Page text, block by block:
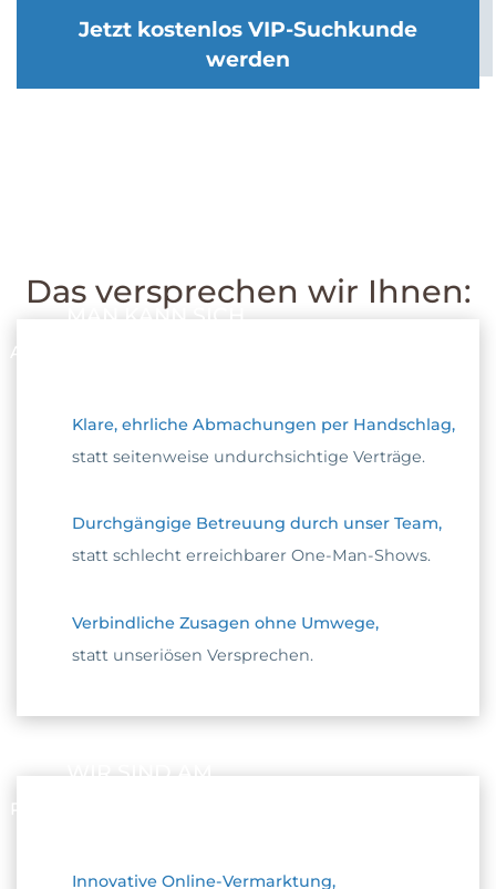
Jetzt kostenlos VIP-Suchkunde
werden
Das versprechen wir Ihnen:
MAN KANN SICH
AUF UNS VERLASSEN
Klare, ehrliche Abmachungen per Handschlag,
statt seitenweise undurchsichtige Verträge.
Durchgängige Betreuung durch unser Team,
statt schlecht erreichbarer One-Man-Shows.
Verbindliche Zusagen ohne Umwege,
statt unseriösen Versprechen.
Innovative Online-Vermarktung,